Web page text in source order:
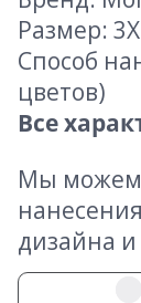
Размер:
Способ
цветов)
Все
Мы можем
дизайна и